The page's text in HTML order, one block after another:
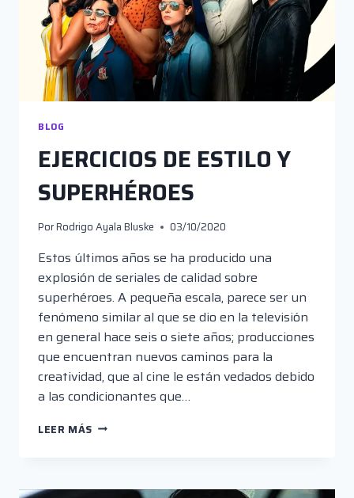
BLOG
EJERCICIOS DE ESTILO Y
SUPERHÉROES
PorRodrigo Ayala Bluske 03/10/2020
Estos últimos años se ha producido una
explosión de seriales de calidad sobre
superhéroes. A pequeña escala, parece ser un
fenómeno similar al que se dio en la televisión
en general hace seis o siete años; producciones
que encuentran nuevos caminos para la
creatividad, que al cine le están vedados debido
a las condicionantes que…
LEER MÁS EJERCICIOS
SUPERHÉROES